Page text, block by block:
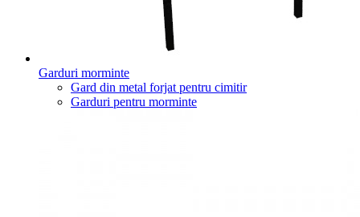
Garduri morminte
Gard din metal forjat pentru cimitir
Garduri pentru morminte